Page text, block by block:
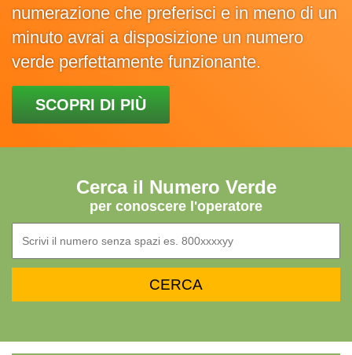
numerazione che preferisci e in meno di un
minuto avrai a disposizione un numero
verde perfettamente funzionante.
SCOPRI DI PIÙ
Cerca il Numero Verde
per conoscere l'operatore